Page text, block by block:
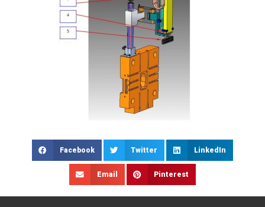
Facebook Twitter LinkedIn
Email Pinterest